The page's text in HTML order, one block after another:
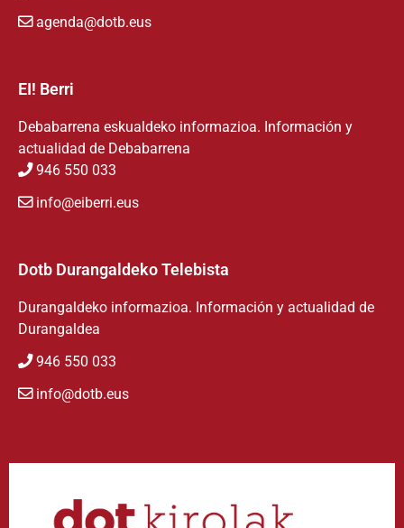
agenda@dotb.eus
EI! Berri
Debabarrena eskualdeko informazioa. Información y
actualidad de Debabarrena
946 550 033
info@eiberri.eus
Dotb Durangaldeko Telebista
Durangaldeko informazioa. Información y actualidad de
Durangaldea
946 550 033
info@dotb.eus